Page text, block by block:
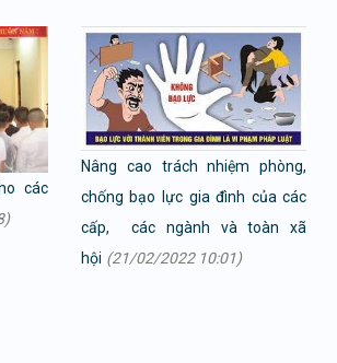
các
Nâng cao trách nhiệm phòng,
chống bạo lực gia đình của các
cấp, các ngành và toàn xã
hội (21/02/2022 10:01)